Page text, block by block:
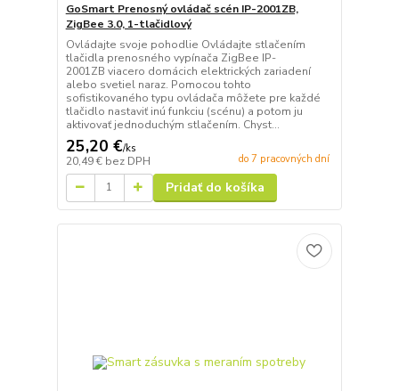
GoSmart Prenosný ovládač scén IP-2001ZB,
ZigBee 3.0, 1-tlačidlový
Ovládajte svoje pohodlie Ovládajte stlačením
tlačidla prenosného vypínača ZigBee IP-
2001ZB viacero domácich elektrických zariadení
alebo svetiel naraz. Pomocou tohto
sofistikovaného typu ovládača môžete pre každé
tlačidlo nastaviť inú funkciu (scénu) a potom ju
aktivovať jednoduchým stlačením. Chyst...
25,20 €/ks
20,49 € bez DPH do 7 pracovných dní
Pridať do košíka